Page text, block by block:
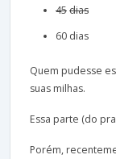
45dias
60 dias
Quem pudesse
suas milhas.
Essa parte (do
Porém,